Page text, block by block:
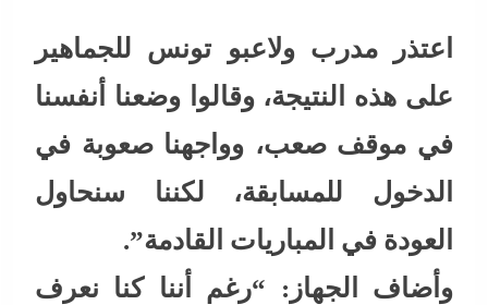
اعتذر مدرب ولاعبو تونس للجماهير
على هذه النتيجة، وقالوا وضعنا أنفسنا
في موقف صعب، وواجهنا صعوبة في
الدخول للمسابقة، لكننا سنحاول
العودة في المباريات القادمة”.
وأضاف الجهاز: “رغم أننا كنا نعرف